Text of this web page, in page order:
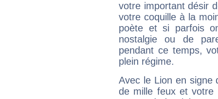
votre important désir
votre coquille à la
poète et si parfois
nostalgie ou de
pendant ce temps,
plein régime.
Avec le Lion en signe
de mille feux et votre